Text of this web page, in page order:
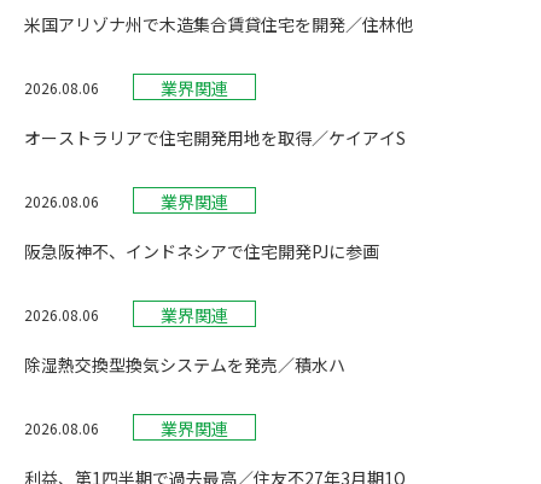
米国アリゾナ州で木造集合賃貸住宅を開発／住林他
2026.08.06 業界関連
オーストラリアで住宅開発用地を取得／ケイアイS
2026.08.06 業界関連
阪急阪神不、インドネシアで住宅開発PJに参画
2026.08.06 業界関連
除湿熱交換型換気システムを発売／積水ハ
2026.08.06 業界関連
利益、第1四半期で過去最高／住友不27年3月期1Q